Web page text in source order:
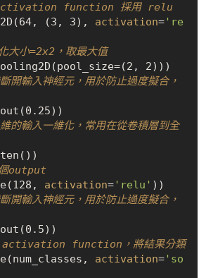
function 採用 relu
(3, 3), activation='re
大小=2x2，取最大值
輸入神經元，用於防止過度擬合，
輸入一維化，常用在從卷積層到全
output
activation='relu'
輸入神經元，用於防止過度擬合，
function，將結果分類
activation='so